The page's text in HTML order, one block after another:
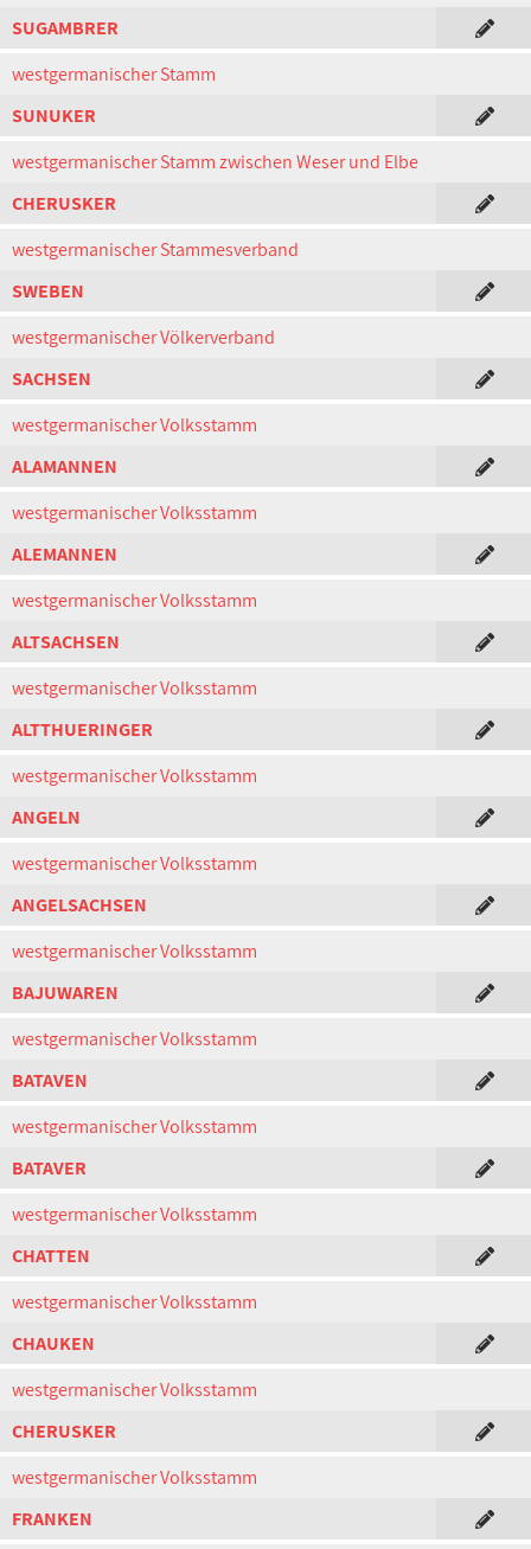
SUGAMBRER
westgermanischer Stamm
SUNUKER
westgermanischer Stamm zwischen Weser und Elbe
CHERUSKER
westgermanischer Stammesverband
SWEBEN
westgermanischer Völkerverband
SACHSEN
westgermanischer Volksstamm
ALAMANNEN
westgermanischer Volksstamm
ALEMANNEN
westgermanischer Volksstamm
ALTSACHSEN
westgermanischer Volksstamm
ALTTHUERINGER
westgermanischer Volksstamm
ANGELN
westgermanischer Volksstamm
ANGELSACHSEN
westgermanischer Volksstamm
BAJUWAREN
westgermanischer Volksstamm
BATAVEN
westgermanischer Volksstamm
BATAVER
westgermanischer Volksstamm
CHATTEN
westgermanischer Volksstamm
CHAUKEN
westgermanischer Volksstamm
CHERUSKER
westgermanischer Volksstamm
FRANKEN